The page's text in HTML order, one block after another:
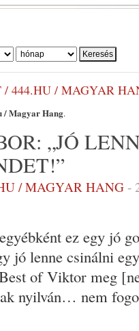
444.HU / MAGYAR
/ Magyar Hang.
„JÓ
/ MAGYAR HANG-
ez egy jó
jó lenne csinálni
of Viktor meg
nyilván… nem